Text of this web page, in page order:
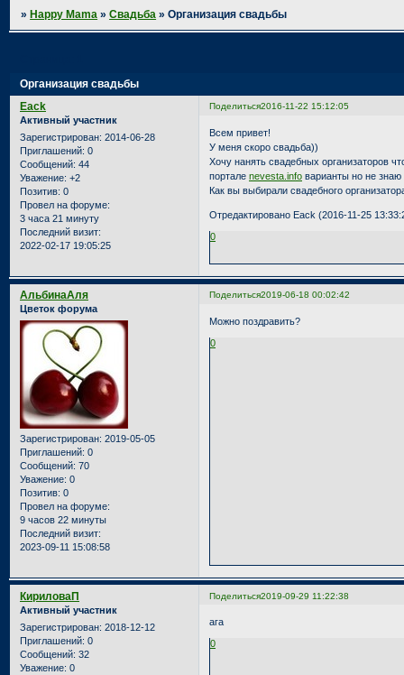
»Happy Mama »Свадьба »Организация свадьбы
Организация свадьбы
Поделиться2016-11-22 15:12:05
Eack
Активный участник
Зарегистрирован: 2014-06-28
Приглашений: 0
Сообщений: 44
Уважение: +2
Позитив: 0
Провел на форуме:
3 часа 21 минуту
Последний визит:
2022-02-17 19:05:25
Всем привет!
У меня скоро свадьба))
Хочу нанять свадебных организаторов
порталеnevesta.info варианты но не знаю
Как вы выбирали свадебного
Отредактировано Eack (2016-11-25
0
Поделиться2019-06-18 00:02:42
АльбинаАля
Цветок форума
Зарегистрирован: 2019-05-05
Приглашений: 0
Сообщений: 70
Уважение: 0
Позитив: 0
Провел на форуме:
9 часов 22 минуты
Последний визит:
2023-09-11 15:08:58
Можно поздравить?
0
Поделиться2019-09-29 11:22:38
КириловаП
Активный участник
Зарегистрирован: 2018-12-12
Приглашений: 0
Сообщений: 32
Уважение: 0
ага
0